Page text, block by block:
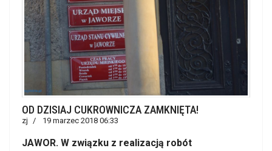
OD DZISIAJ CUKROWNICZA ZAMKNIĘTA!
zj 19 marzec 2018 06:33
JAWOR. W związku z realizacją robót